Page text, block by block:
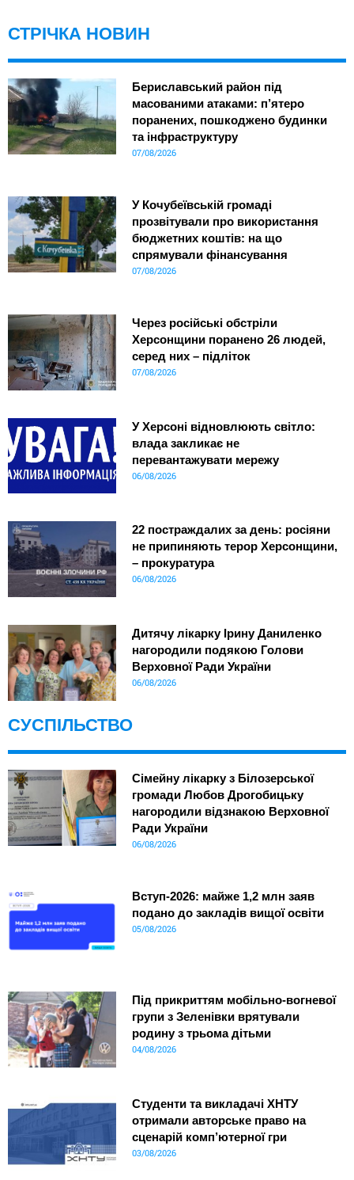
СТРІЧКА НОВИН
Бериславський район під
масованими атаками: п’ятеро
поранених, пошкоджено будинки
та інфраструктуру
07/08/2026
У Кочубеївській громаді
прозвітували про використання
бюджетних коштів: на що
спрямували фінансування
07/08/2026
Через російські обстріли
Херсонщини поранено 26 людей,
серед них – підліток
07/08/2026
У Херсоні відновлюють світло:
влада закликає не
перевантажувати мережу
06/08/2026
22 постраждалих за день: росіяни
не припиняють терор Херсонщини,
– прокуратура
06/08/2026
Дитячу лікарку Ірину Даниленко
нагородили подякою Голови
Верховної Ради України
06/08/2026
СУСПІЛЬСТВО
Сімейну лікарку з Білозерської
громади Любов Дрогобицьку
нагородили відзнакою Верховної
Ради України
06/08/2026
Вступ-2026: майже 1,2 млн заяв
подано до закладів вищої освіти
05/08/2026
Під прикриттям мобільно-вогневої
групи з Зеленівки врятували
родину з трьома дітьми
04/08/2026
Студенти та викладачі ХНТУ
отримали авторське право на
сценарій комп’ютерної гри
03/08/2026